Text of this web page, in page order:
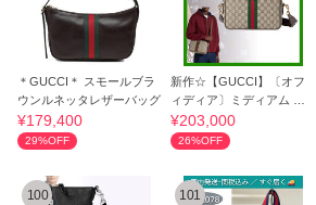
＊GUCCI＊ スモールブラ
ウンルネッタレザーバッグ
¥179,400
29%OFF
新作☆【GUCCI】〔オフ
ィディア〕ミディアム ク
ロスボディバッグ
¥203,000
26%OFF
100 101